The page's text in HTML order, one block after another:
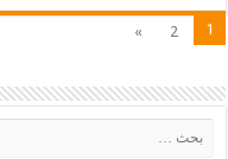
1
2
»